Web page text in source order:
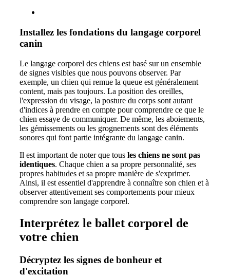
Installez les fondations du langage corporel
canin
Le langage corporel des chiens est basé sur un ensemble
de signes visibles que nous pouvons observer. Par
exemple, un chien qui remue la queue est généralement
content, mais pas toujours. La position des oreilles,
l'expression du visage, la posture du corps sont autant
d'indices à prendre en compte pour comprendre ce que le
chien essaye de communiquer. De même, les aboiements,
les gémissements ou les grognements sont des éléments
sonores qui font partie intégrante du langage canin.
Il est important de noter que tous les chiens ne sont pas
identiques. Chaque chien a sa propre personnalité, ses
propres habitudes et sa propre manière de s'exprimer.
Ainsi, il est essentiel d'apprendre à connaître son chien et à
observer attentivement ses comportements pour mieux
comprendre son langage corporel.
Interprétez le ballet corporel de
votre chien
Décryptez les signes de bonheur et
d'excitation